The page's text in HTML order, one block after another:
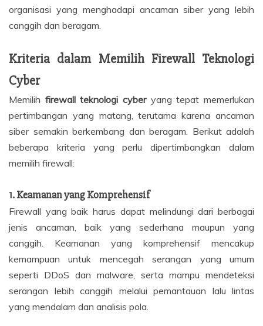
organisasi yang menghadapi ancaman siber yang lebih
canggih dan beragam.
Kriteria dalam Memilih Firewall Teknologi
Cyber
Memilih firewall teknologi cyberyang tepat memerlukan
pertimbangan yang matang, terutama karena ancaman
siber semakin berkembang dan beragam. Berikut adalah
beberapa kriteria yang perlu dipertimbangkan dalam
memilih firewall:
1.Keamanan yang Komprehensif
Firewall yang baik harus dapat melindungi dari berbagai
jenis ancaman, baik yang sederhana maupun yang
canggih. Keamanan yang komprehensif mencakup
kemampuan untuk mencegah serangan yang umum
seperti DDoS dan malware, serta mampu mendeteksi
serangan lebih canggih melalui pemantauan lalu lintas
yang mendalam dan analisis pola.